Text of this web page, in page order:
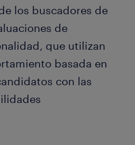
los buscadores de
de
que utilizan
basada en
con las